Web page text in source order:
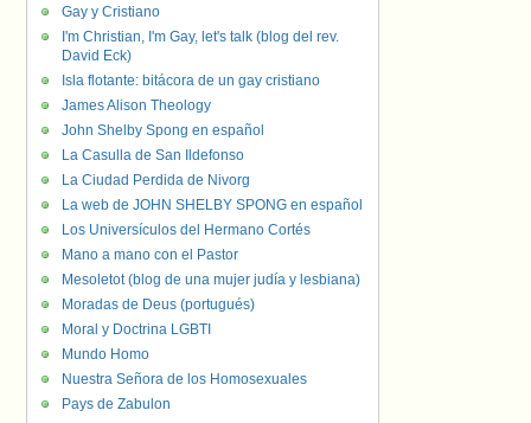
Gay y Cristiano
I'm Christian, I'm Gay, let's talk (blog del rev.
David Eck)
Isla flotante: bitácora de un gay cristiano
James Alison Theology
John Shelby Spong en español
La Casulla de San Ildefonso
La Ciudad Perdida de Nivorg
La web de JOHN SHELBY SPONG en español
Los Universículos del Hermano Cortés
Mano a mano con el Pastor
Mesoletot (blog de una mujer judía y lesbiana)
Moradas de Deus (portugués)
Moral y Doctrina LGBTI
Mundo Homo
Nuestra Señora de los Homosexuales
Pays de Zabulon